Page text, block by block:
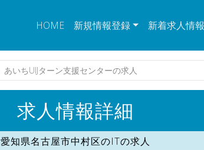
HOME 新規情報登録 新着求人情報
あいちUIJターン支援センターの求人
求人情報詳細
愛知県名古屋市中村区のITの求人